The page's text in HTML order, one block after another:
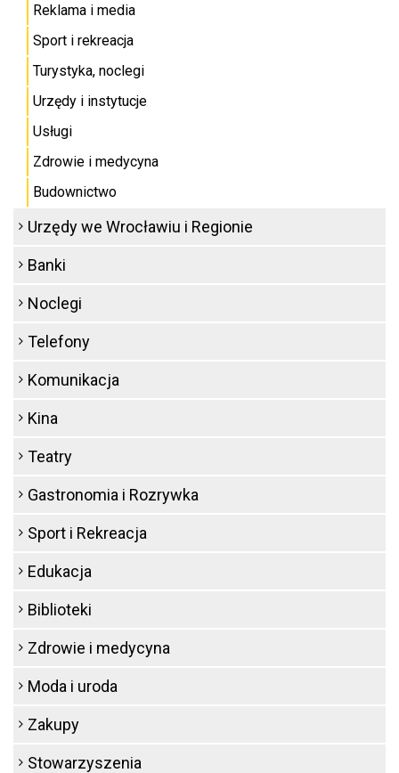
Reklama i media
Sport i rekreacja
Turystyka, noclegi
Urzędy i instytucje
Usługi
Zdrowie i medycyna
Budownictwo
Urzędy we Wrocławiu i Regionie
Banki
Noclegi
Telefony
Komunikacja
Kina
Teatry
Gastronomia i Rozrywka
Sport i Rekreacja
Edukacja
Biblioteki
Zdrowie i medycyna
Moda i uroda
Zakupy
Stowarzyszenia